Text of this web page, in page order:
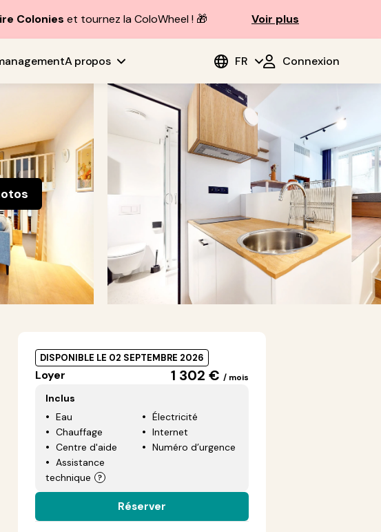
Colonies et tournez la ColoWheel ! 🎁 Voir plus
A propos FR Connexion
DISPONIBLE LE 02 SEPTEMBRE 2026
Loyer 1 302 € / mois
Inclus
Eau
Électricité
Chauffage
Internet
Centre d'aide
Numéro d’urgence
Assistance
technique
Réserver